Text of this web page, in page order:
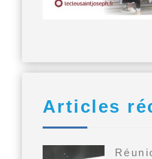
Articles